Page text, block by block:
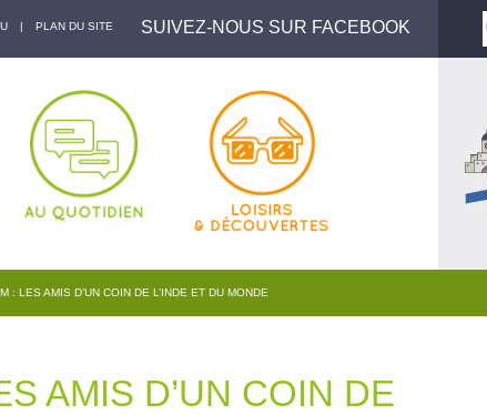
| PLAN DU SITE SUIVEZ-NOUS SUR FACEBOOK
: LES AMIS D’UN COIN DE L’INDE ET DU MONDE
AMIS D’UN COIN DE